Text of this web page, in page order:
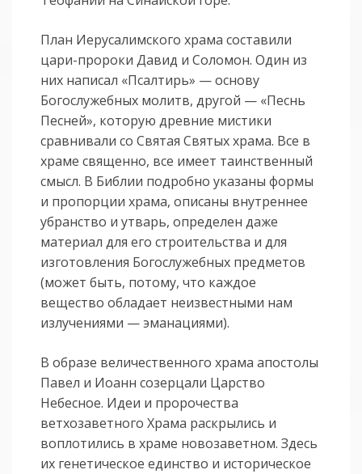
План Иерусалимского храма составили
цари-пророки Давид и Соломон. Один из
них написал «Псалтирь» — основу
Богослужебных молитв, другой — «Песнь
Песней», которую древние мистики
сравнивали со Святая Святых храма. Все в
храме священно, все имеет таинственный
смысл. В Библии подробно указаны формы
и пропорции храма, описаны внутреннее
убранство и утварь, определен даже
материал для его строительства и для
изготовления Богослужебных предметов
(может быть, потому, что каждое
вещество обладает неизвестными нам
излучениями — эманациями).
В образе величественного храма апостолы
Павел и Иоанн созерцали Царство
Небесное. Идеи и пророчества
ветхозаветного Храма раскрылись и
воплотились в храме новозаветном. Здесь
их генетическое единство и историческое